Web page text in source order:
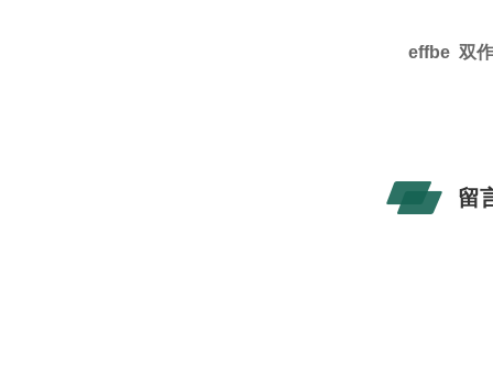
effbe 双
留